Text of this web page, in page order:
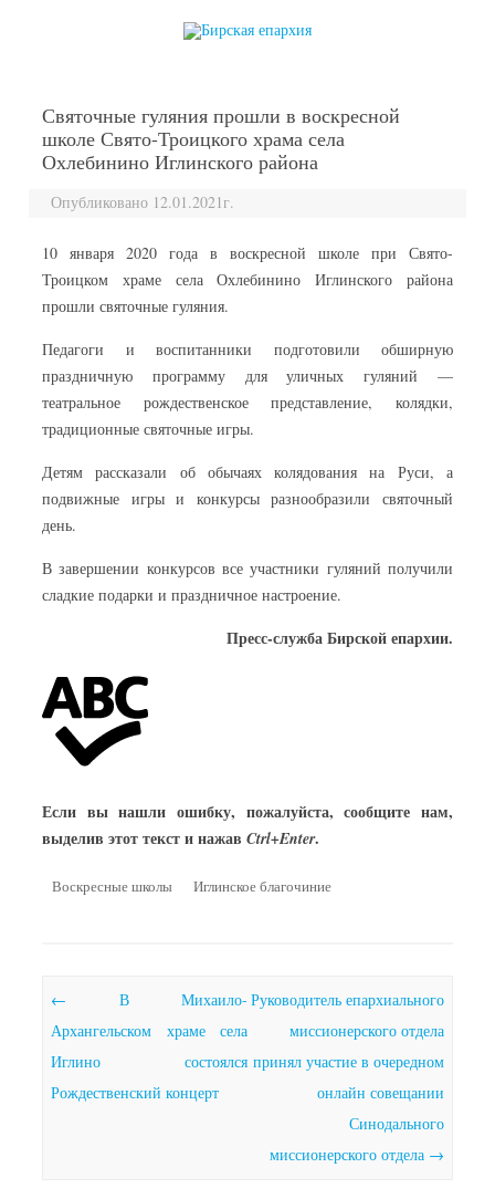
Святочные гуляния прошли в воскресной
школе Свято-Троицкого храма села
Охлебинино Иглинского района
Опубликовано 12.01.2021г.
10 января 2020 года в воскресной школе при Свято-
Троицком храме села Охлебинино Иглинского района
прошли святочные гуляния.
Педагоги и воспитанники подготовили обширную
праздничную программу для уличных гуляний —
театральное рождественское представление, колядки,
традиционные святочные игры.
Детям рассказали об обычаях колядования на Руси, а
подвижные игры и конкурсы разнообразили святочный
день.
В завершении конкурсов все участники гуляний получили
сладкие подарки и праздничное настроение.
Пресс-служба Бирской епархии.
Если вы нашли ошибку, пожалуйста, сообщите нам,
выделив этот текст и нажав Ctrl+Enter.
Воскресные школы Иглинское благочиние
Почтовая навигация
← В Михаило-
Архангельском храме села
Иглино состоялся
Рождественский концерт
Руководитель епархиального
миссионерского отдела
принял участие в очередном
онлайн совещании
Синодального
миссионерского отдела →